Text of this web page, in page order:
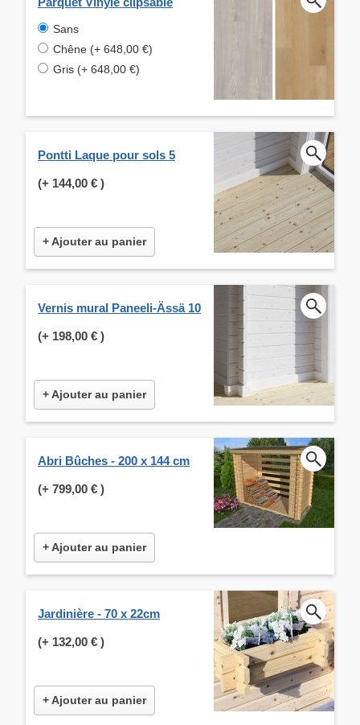
Sans
Chêne (+ 648,00 €)
Gris (+ 648,00 €)
Pontti Laque pour sols 5
(+ 144,00 € )
+ Ajouter au panier
Vernis mural Paneeli-Ässä 10
(+ 198,00 € )
+ Ajouter au panier
Abri Bûches - 200 x 144 cm
(+ 799,00 € )
+ Ajouter au panier
Jardinière - 70 x 22cm
(+ 132,00 € )
+ Ajouter au panier